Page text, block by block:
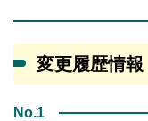
変更履歴情報
No.1